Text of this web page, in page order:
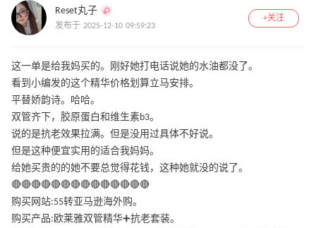
Reset丸子
发布于 2025-12-10 09:59:23
+关注
这一单是给我妈买的。刚好她打电话说她的水油都没了。
看到小编发的这个精华价格划算立马安排。
平替娇韵诗。哈哈。
双管齐下，胶原蛋白和维生素b3。
说的是抗老效果拉满。但是没用过具体不好说。
但是这种便宜实用的适合我妈妈。
给她买贵的的她不要总觉得花钱，这种她就没的说了。
🔴🔴🔴🔴🔴🔴🔴🔴🔴🔴🔴🔴🔴🔴
购买网站:55转亚马逊海外购。
购买产品:欧莱雅双管精华➕抗老套装。